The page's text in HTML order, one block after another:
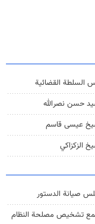
السلطة القضائیة
حسن نصرالله
عيسى قاسم
الزكزاكي
صيانة الدستور
تشخيص مصلحة النظام